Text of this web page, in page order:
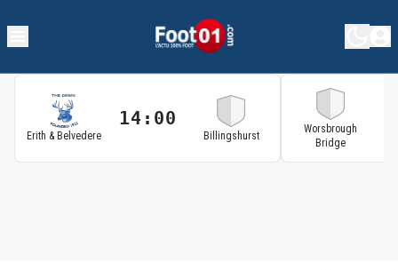
Erith & Belvedere
14:00
Billingshurst
Worsbrough
Bridge